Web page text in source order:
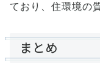
ており、住環境の
まとめ